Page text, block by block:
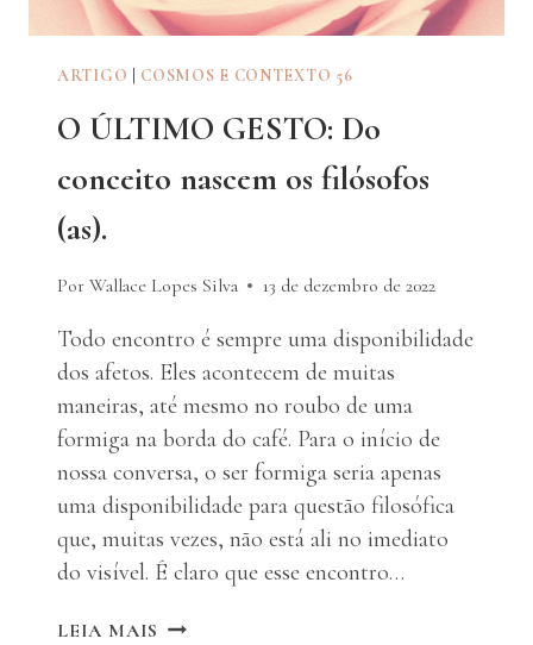
ARTIGO COSMOS E CONTEXTO 56
O ÚLTIMO GESTO: Do
conceito nascem os filósofos
(as).
Por Wallace Lopes Silva 13 de dezembro de 2022
Todo encontro é sempre uma disponibilidade
dos afetos. Eles acontecem de muitas
maneiras, até mesmo no roubo de uma
formiga na borda do café. Para o início de
nossa conversa, o ser formiga seria apenas
uma disponibilidade para questão filosófica
que, muitas vezes, não está ali no imediato
do visível. É claro que esse encontro…
LEIA MAIS O